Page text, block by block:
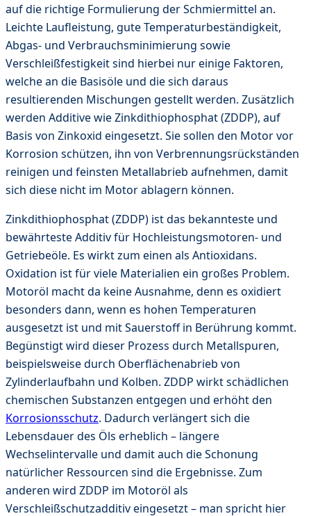
auf die richtige Formulierung der Schmiermittel an.
Leichte Laufleistung, gute Temperaturbeständigkeit,
Abgas- und Verbrauchsminimierung sowie
Verschleißfestigkeit sind hierbei nur einige Faktoren,
welche an die Basisöle und die sich daraus
resultierenden Mischungen gestellt werden. Zusätzlich
werden Additive wie Zinkdithiophosphat (ZDDP), auf
Basis von Zinkoxid eingesetzt. Sie sollen den Motor vor
Korrosion schützen, ihn von Verbrennungsrückständen
reinigen und feinsten Metallabrieb aufnehmen, damit
sich diese nicht im Motor ablagern können.
Zinkdithiophosphat (ZDDP) ist das bekannteste und
bewährteste Additiv für Hochleistungsmotoren- und
Getriebeöle. Es wirkt zum einen als Antioxidans.
Oxidation ist für viele Materialien ein großes Problem.
Motoröl macht da keine Ausnahme, denn es oxidiert
besonders dann, wenn es hohen Temperaturen
ausgesetzt ist und mit Sauerstoff in Berührung kommt.
Begünstigt wird dieser Prozess durch Metallspuren,
beispielsweise durch Oberflächenabrieb von
Zylinderlaufbahn und Kolben. ZDDP wirkt schädlichen
chemischen Substanzen entgegen und erhöht den
Korrosionsschutz. Dadurch verlängert sich die
Lebensdauer des Öls erheblich – längere
Wechselintervalle und damit auch die Schonung
natürlicher Ressourcen sind die Ergebnisse. Zum
anderen wird ZDDP im Motoröl als
Verschleißschutzadditiv eingesetzt – man spricht hier